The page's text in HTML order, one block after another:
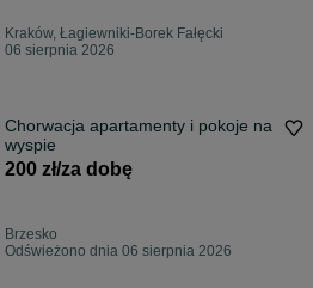
Kraków, Łagiewniki-Borek Fałęcki
06 sierpnia 2026
Chorwacja apartamenty i pokoje na
wyspie
200 zł/za dobę
Brzesko
Odświeżono dnia 06 sierpnia 2026